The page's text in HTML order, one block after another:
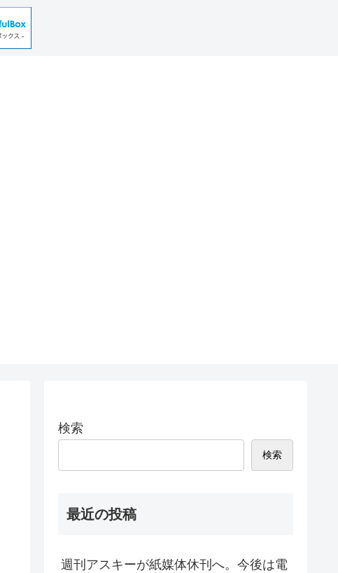
検索
検索
最近の投稿
週刊アスキーが紙媒体休刊へ。今後は電